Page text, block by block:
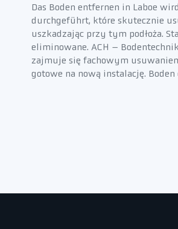
Das Boden entfernen in Laboe
durchgeführt, które skutecznie
uszkadzając przy tym podłoża.
eliminowane. ACH –
zajmuje się fachowym
gotowe na nową instalację.